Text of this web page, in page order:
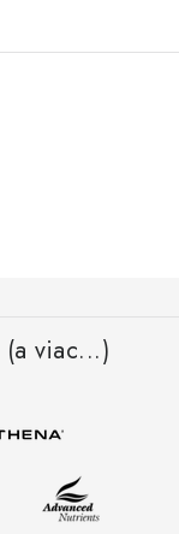
(a viac...)